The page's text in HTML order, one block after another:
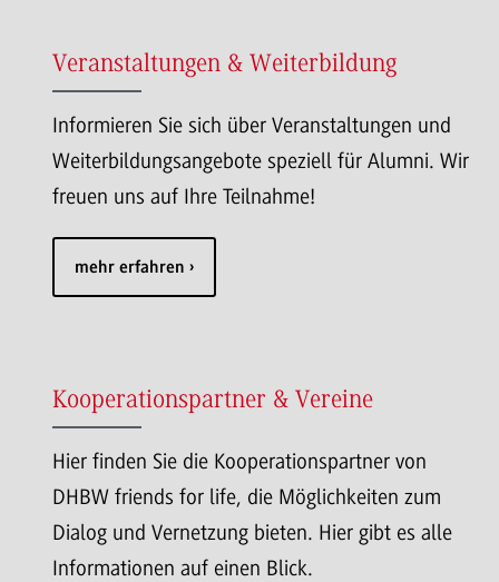
Veranstaltungen & Weiterbildung
Informieren Sie sich über Veranstaltungen und
Weiterbildungsangebote speziell für Alumni. Wir
freuen uns auf Ihre Teilnahme!
mehr erfahren
Kooperationspartner & Vereine
Hier finden Sie die Kooperationspartner von
DHBW friends for life, die Möglichkeiten zum
Dialog und Vernetzung bieten. Hier gibt es alle
Informationen auf einen Blick.